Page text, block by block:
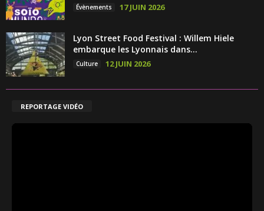
Évènements 17 JUIN 2026
Lyon Street Food Festival : Willem Hiele
embarque les Lyonnais dans...
Culture 12 JUIN 2026
REPORTAGE VIDÉO